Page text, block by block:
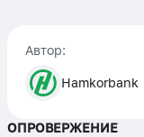
Автор:
Hamkorbank
ОПРОВЕРЖЕНИЕ